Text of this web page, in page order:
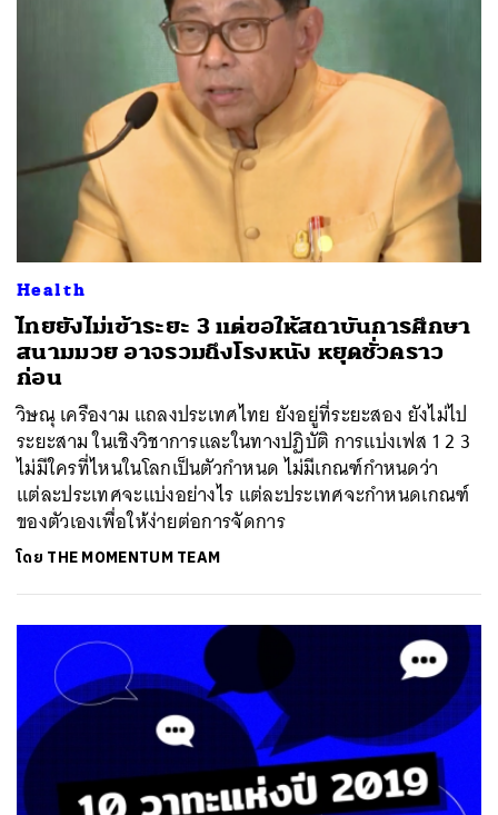
Health
ไทยยังไม่เข้าระยะ 3 แต่ขอให้สถาบันการศึกษา
สนามมวย อาจรวมถึงโรงหนัง หยุดชั่วคราว
ก่อน
วิษณุ เครืองาม แถลงประเทศไทย ยังอยู่ที่ระยะสอง ยังไม่ไป
ระยะสาม ในเชิงวิชาการและในทางปฏิบัติ การแบ่งเฟส 1 2 3
ไม่มีใครที่ไหนในโลกเป็นตัวกำหนด ไม่มีเกณฑ์กำหนดว่า
แต่ละประเทศจะแบ่งอย่างไร แต่ละประเทศจะกำหนดเกณฑ์
ของตัวเองเพื่อให้ง่ายต่อการจัดการ
โดย THE MOMENTUM TEAM